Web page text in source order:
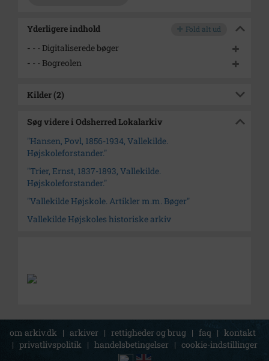
Yderligere indhold Fold alt ud
- - - Digitaliserede bøger
- - - Bogreolen
Kilder (2)
Søg videre i Odsherred Lokalarkiv
"Hansen, Povl, 1856-1934, Vallekilde.
Højskoleforstander."
"Trier, Ernst, 1837-1893, Vallekilde.
Højskoleforstander."
"Vallekilde Højskole. Artikler m.m. Bøger"
Vallekilde Højskoles historiske arkiv
om arkiv.dk | arkiver | rettigheder og brug | faq | kontakt
| privatlivspolitik | handelsbetingelser | cookie-indstillinger